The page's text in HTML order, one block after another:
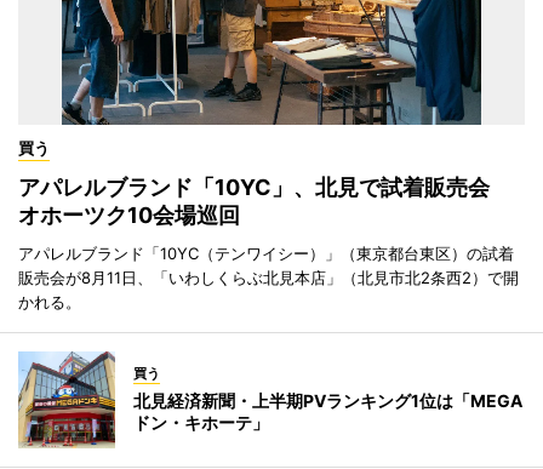
買う
アパレルブランド「10YC」、北見で試着販売会
オホーツク10会場巡回
アパレルブランド「10YC（テンワイシー）」（東京都台東区）の試着
販売会が8月11日、「いわしくらぶ北見本店」（北見市北2条西2）で開
かれる。
買う
北見経済新聞・上半期PVランキング1位は「MEGA
ドン・キホーテ」